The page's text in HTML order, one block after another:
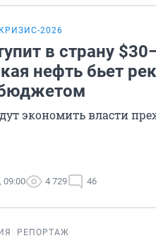
КРИЗИС-2026
в страну
нефть бьет
экономить власти
09:00 4 729 46
РЕПОРТАЖ